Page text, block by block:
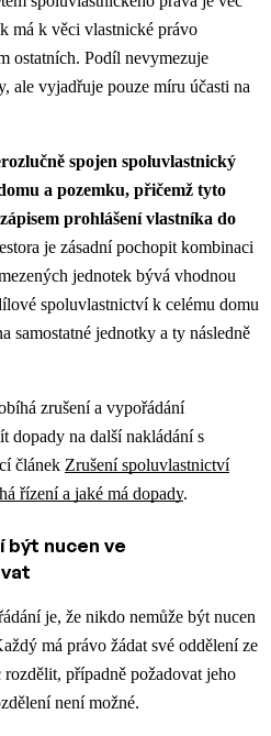
má k věci vlastnické právo
ostatních. Podíl nevymezuje
ale vyjadřuje pouze míru účasti na
spojen spoluvlastnický
a pozemku, přičemž tyto
prohlášení vlastníka do
je zásadní pochopit kombinaci
jednotek bývá vhodnou
spoluvlastnictví k celému domu
samostatné jednotky a ty následně
zrušení a vypořádání
dopady na další nakládání s
článek Zrušení spoluvlastnictví
řízení a jaké má dopady.
být nucen ve
je, že nikdo nemůže být nucen
má právo žádat své oddělení ze
případně požadovat jeho
není možné.